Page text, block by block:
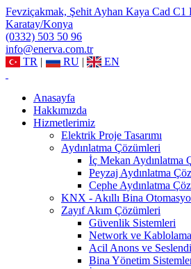
Fevziçakmak, Şehit Ayhan Kaya Cad
Karatay/Konya
(0332) 503 50 96
info@enerva.com.tr
TR | RU | EN
Anasayfa
Hakkımızda
Hizmetlerimiz
Elektrik Proje Tasarımı
Aydınlatma Çözümleri
İç Mekan Aydınlatma
Peyzaj Aydınlatma
Cephe Aydınlatma
KNX - Akıllı Bina
Zayıf Akım Çözümleri
Güvenlik Sistemleri
Network ve Kablolama
Acil Anons ve
Bina Yönetim